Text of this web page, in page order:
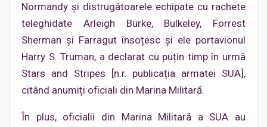
Normandy și distrugătoarele echipate cu rachete
teleghidate Arleigh Burke, Bulkeley, Forrest
Sherman și Farragut însoțesc și ele portavionul
Harry S. Truman, a declarat cu puțin timp în urmă
Stars and Stripes [n.r. publicația armatei SUA],
citând anumiți oficiali din Marina Militară.
În plus, oficialii din Marina Militară a SUA au